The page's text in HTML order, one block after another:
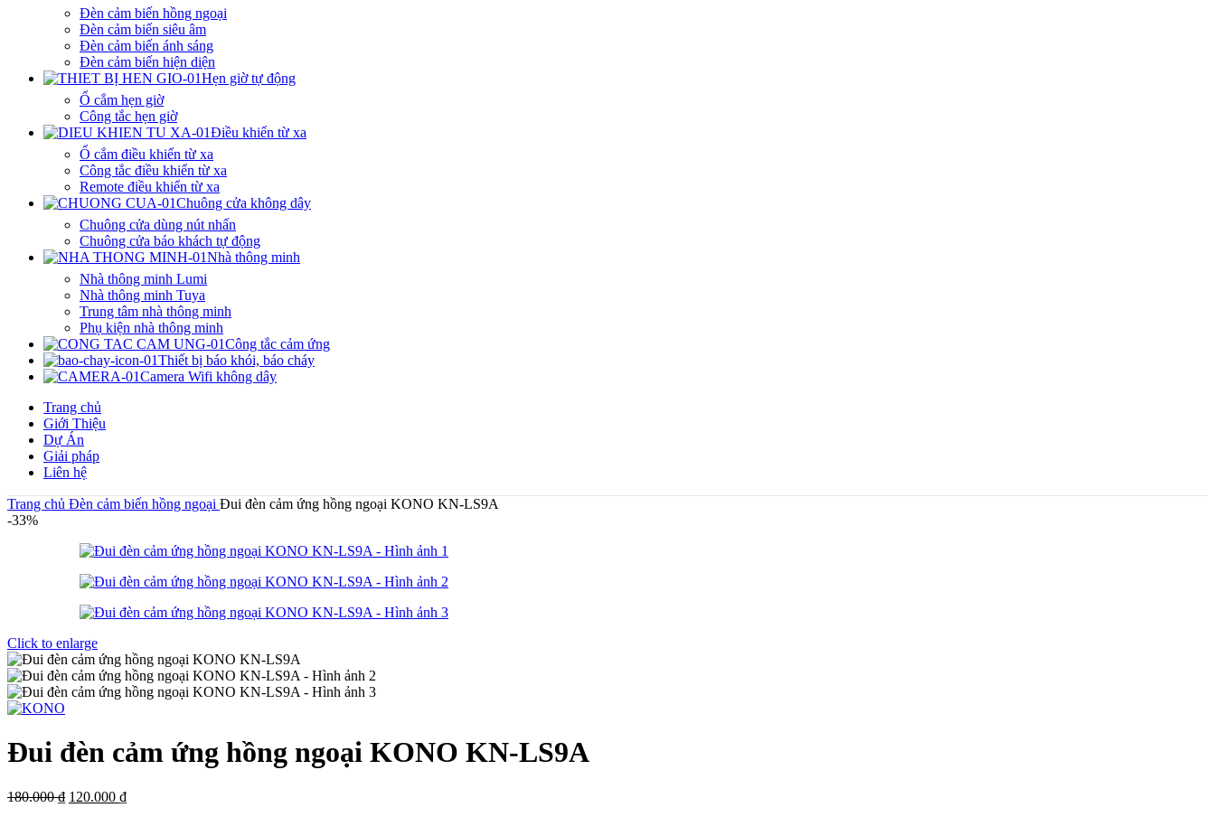
Đèn cảm biến hồng ngoại
Đèn cảm biến siêu âm
Đèn cảm biến ánh sáng
Đèn cảm biến hiện diện
Hẹn giờ tự động
Ổ cắm hẹn giờ
Công tắc hẹn giờ
Điều khiển từ xa
Ổ cắm điều khiển từ xa
Công tắc điều khiển từ xa
Remote điều khiển từ xa
Chuông cửa không dây
Chuông cửa dùng nút nhấn
Chuông cửa báo khách tự động
Nhà thông minh
Nhà thông minh Lumi
Nhà thông minh Tuya
Trung tâm nhà thông minh
Phụ kiện nhà thông minh
Công tắc cảm ứng
Thiết bị báo khói, báo cháy
Camera Wifi không dây
Trang chủ
Giới Thiệu
Dự Án
Giải pháp
Liên hệ
Trang chủ Đèn cảm biến hồng ngoại Đui đèn cảm ứng hồng ngoại KONO KN-LS9A
-33%
Click to enlarge
Đui đèn cảm ứng hồng ngoại KONO KN-LS9A
180.000₫ Giá
120.000 ₫Giá